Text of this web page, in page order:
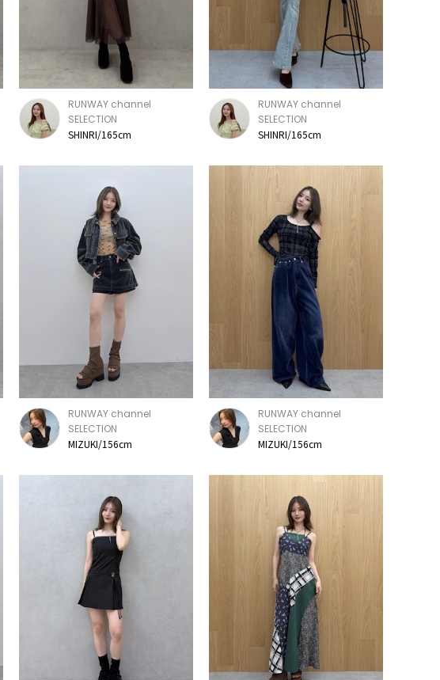
RUNWAY channel
SELECTION
SHINRI/165cm
RUNWAY channel
SELECTION
SHINRI/165cm
RUNWAY channel
SELECTION
MIZUKI/156cm
RUNWAY channel
SELECTION
MIZUKI/156cm